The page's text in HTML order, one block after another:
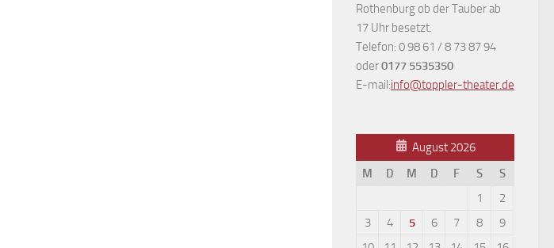
Rothenburg ob der Tauber ab
17 Uhr besetzt.
Telefon: 0 98 61 / 8 73 87 94
oder0177 5535350
E-mail:info@toppler-theater.de
August 2026
M
D M D F S
S
1
2
3
4 5 6 7 8
9